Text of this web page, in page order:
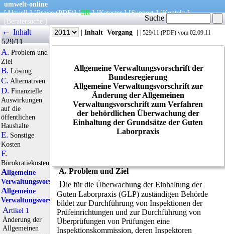
umwelt-online
[Aktuell] [Preise (PDF)] [BR] [Kataster] [Support] [Kontakt]
[ Beratersuche ]
|Info | Inhalt Vorgang | 529/11 (PDF) vom 02.09.11
Allgemeine Verwaltungsvorschrift der
Bundesregierung
Allgemeine Verwaltungsvorschrift zur
Änderung der Allgemeinen
Verwaltungsvorschrift zum Verfahren
der behördlichen Überwachung der
Einhaltung der Grundsätze der Guten
Laborpraxis
A. Problem und Ziel
Die für die Überwachung der Einhaltung der
Guten Laborpraxis (GLP) zuständigen Behörde
bildet zur Durchführung von Inspektionen der
Prüfeinrichtungen und zur Durchführung von
Überprüfungen von Prüfungen eine
Inspektionskommission, deren Inspektoren
← Inhalt
529/11
A. Problem und
Ziel
B. Lösung
C. Alternativen
D. Finanzielle
Auswirkungen
auf die
öffentlichen
Haushalte
E. Sonstige
Kosten
F.
Bürokratiekosten
Allgemeine
Verwaltungsvorschrift
Allgemeine
Verwaltungsvorschrift
Artikel 1
Änderung der
Allgemeinen
Suche